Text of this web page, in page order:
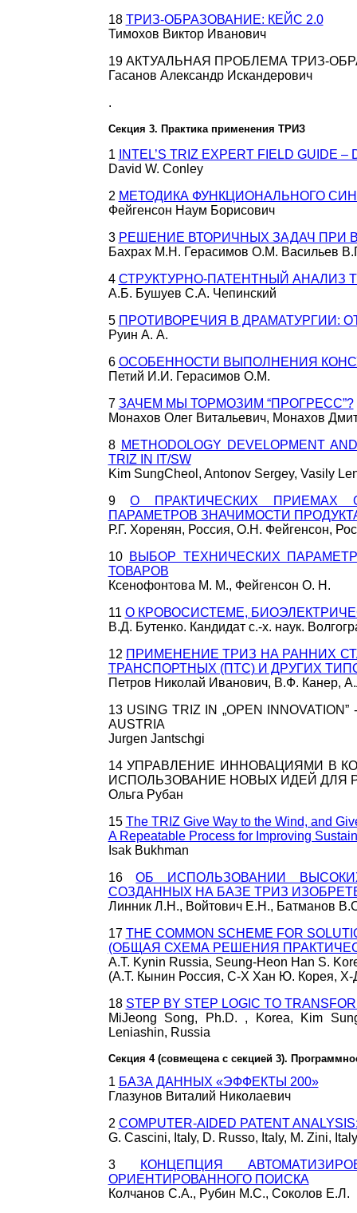
18 ТРИЗ-ОБРАЗОВАНИЕ: КЕЙС 2.0
Тимохов Виктор Иванович
19 АКТУАЛЬНАЯ ПРОБЛЕМА ТРИЗ-
Гасанов Александр Искандерович
.
Секция 3. Практика применения ТРИЗ
1
INTEL’S TRIZ EXPERT FIELD GUIDE
David W. Conley
2 МЕТОДИКА ФУНКЦИОНАЛЬНОГО
Фейгенсон Наум Борисович
3 РЕШЕНИЕ ВТОРИЧНЫХ ЗАДАЧ ПРИ
Бахрах М.Н. Герасимов О.М. Васильев
4 СТРУКТУРНО-ПАТЕНТНЫЙ АНАЛИЗ
А.Б. Бушуев С.А. Чепинский
5 ПРОТИВОРЕЧИЯ В ДРАМАТУРГИИ:
Руин А. А.
6 ОСОБЕННОСТИ ВЫПОЛНЕНИЯ
Петий И.И. Герасимов О.М.
7 ЗАЧЕМ МЫ ТОРМОЗИМ “ПРОГРЕСС”?
Монахов Олег Витальевич, Монахов
8 METHODOLOGY DEVELOPMENT
TRIZ IN IT/SW
Kim SungCheol, Antonov Sergey, Vasily
9О ПРАКТИЧЕСКИХ ПРИЕМАХ
ПАРАМЕТРОВ ЗНАЧИМОСТИ
Р.Г. Хоренян, Россия, О.Н. Фейгенсон,
10 ВЫБОР ТЕХНИЧЕСКИХ
ТОВАРОВ
Ксенофонтова М. М., Фейгенсон О. Н.
11 О КРОВОСИСТЕМЕ,
В.Д. Бутенко. Кандидат с.-х. наук.
12 ПРИМЕНЕНИЕ ТРИЗ НА РАННИХ
ТРАНСПОРТНЫХ (ПТС) И ДРУГИХ
Петров Николай Иванович, В.Ф. Канер,
13 USING TRIZ IN „OPEN
AUSTRIA
Jurgen Jantschgi
14 УПРАВЛЕНИЕ ИННОВАЦИЯМИ В
ИСПОЛЬЗОВАНИЕ НОВЫХ ИДЕЙ ДЛЯ
Ольга Рубан
15 The TRIZ Give Way to the Wind, and
A Repeatable Process for Improving
Isak Bukhman
16ОБ ИСПОЛЬЗОВАНИИ
СОЗДАННЫХ НА БАЗЕ ТРИЗ
Линник Л.Н., Войтович Е.Н., Батманов
17 THE COMMON SCHEME FOR
(ОБЩАЯ СХЕМА РЕШЕНИЯ
A.T. Kynin Russia, Seung-Heon Han S.
(А.Т. Кынин Россия, С-Х Хан Ю. Корея,
18 STEP BY STEP LOGIC TO
MiJeong Song, Ph.D. , Korea, Kim
Leniashin, Russia
Секция 4 (совмещена с секцией 3).
1 БАЗА ДАННЫХ «ЭФФЕКТЫ 200»
Глазунов Виталий Николаевич
2 COMPUTER-AIDED PATENT
G. Cascini, Italy, D. Russo, Italy, M. Zini, Italy
3
КОНЦЕПЦИЯ
ОРИЕНТИРОВАННОГО ПОИСКА
Колчанов С.А., Рубин М.С., Соколов Е.Л.